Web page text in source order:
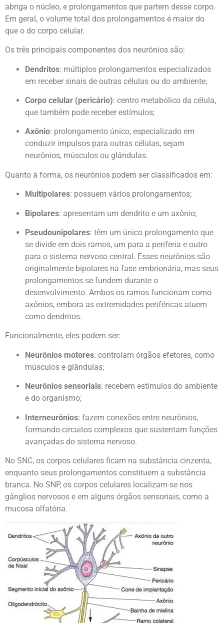
abriga o núcleo, e prolongamentos que partem desse corpo.
Em geral, o volume total dos prolongamentos é maior do
que o do corpo celular.
Os três principais componentes dos neurônios são:
Dendritos: múltiplos prolongamentos especializados
em receber sinais de outras células ou do ambiente;
Corpo celular (pericário): centro metabólico da célula,
que também pode receber estímulos;
Axônio: prolongamento único, especializado em
conduzir impulsos para outras células, sejam
neurônios, músculos ou glândulas.
Quanto à forma, os neurônios podem ser classificados em:
Multipolares: possuem vários prolongamentos;
Bipolares: apresentam um dendrito e um axônio;
Pseudounipolares: têm um único prolongamento que
se divide em dois ramos, um para a periferia e outro
para o sistema nervoso central. Esses neurônios são
originalmente bipolares na fase embrionária, mas seus
prolongamentos se fundem durante o
desenvolvimento. Ambos os ramos funcionam como
axônios, embora as extremidades periféricas atuem
como dendritos.
Funcionalmente, eles podem ser:
Neurônios motores: controlam órgãos efetores, como
músculos e glândulas;
Neurônios sensoriais: recebem estímulos do ambiente
e do organismo;
Interneurônios: fazem conexões entre neurônios,
formando circuitos complexos que sustentam funções
avançadas do sistema nervoso.
No SNC, os corpos celulares ficam na substância cinzenta,
enquanto seus prolongamentos constituem a substância
branca. No SNP, os corpos celulares localizam-se nos
gânglios nervosos e em alguns órgãos sensoriais, como a
mucosa olfatória.